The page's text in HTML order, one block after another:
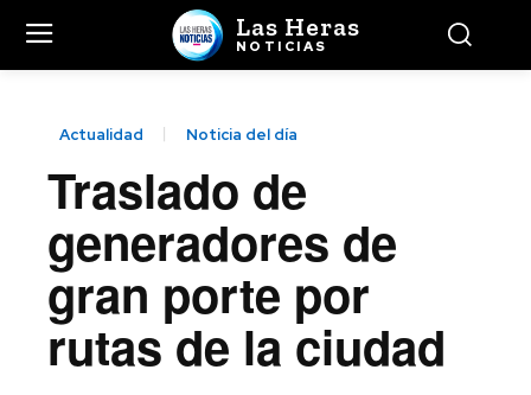
Las Heras
NOTICIAS
Actualidad Noticia del día
Traslado de
generadores de
gran porte por
rutas de la ciudad